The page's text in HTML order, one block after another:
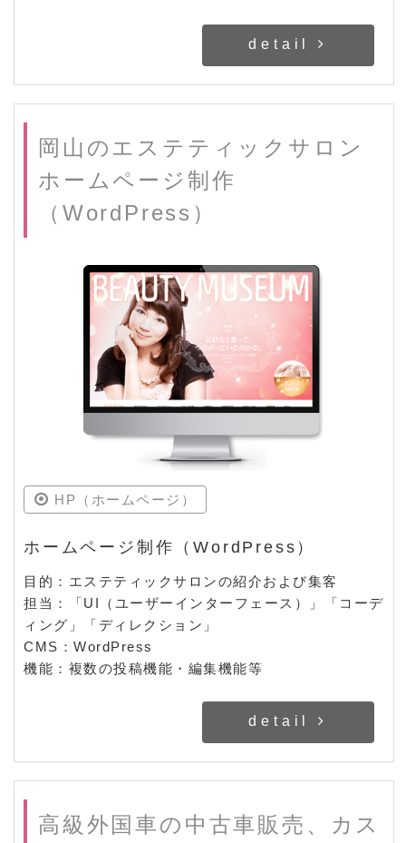
detail
岡山のエステティックサロン
ホームページ制作
（WordPress）
HP（ホームページ）
ホームページ制作（WordPress）
目的：エステティックサロンの紹介および集客
担当：「UI（ユーザーインターフェース）」「コーデ
ィング」「ディレクション」
CMS：WordPress
機能：複数の投稿機能・編集機能等
detail
高級外国車の中古車販売、カス